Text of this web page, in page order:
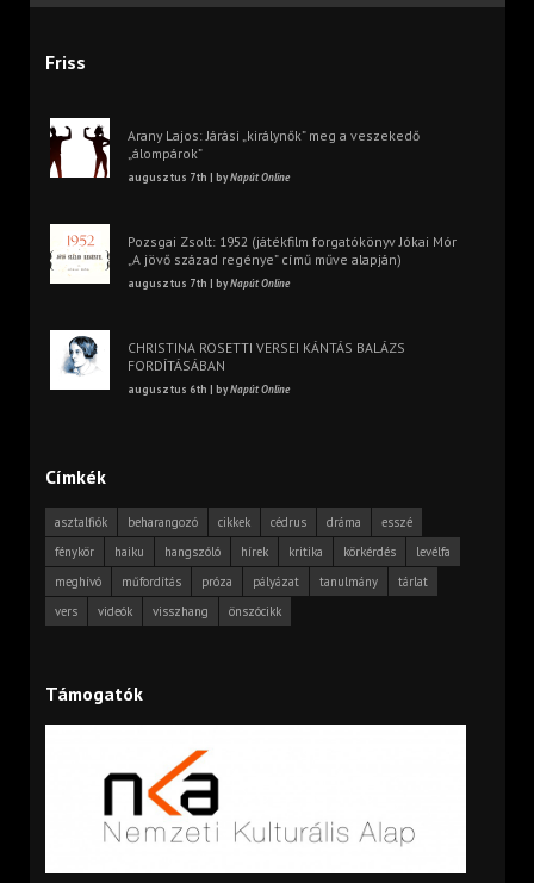
Friss
Arany Lajos: Járási „királynők” meg a veszekedő
„álompárok”
augusztus 7th | byNapút Online
Pozsgai Zsolt: 1952 (játékfilm forgatókönyv Jókai Mór
„A jövő század regénye” című műve alapján)
augusztus 7th | byNapút Online
CHRISTINA ROSETTI VERSEI KÁNTÁS BALÁZS
FORDÍTÁSÁBAN
augusztus 6th | byNapút Online
Címkék
asztalfiók beharangozó cikkek cédrus dráma
esszé
fénykör
haiku hangszóló hírek kritika körkérdés
levélfa
meghívó
műfordítás próza pályázat tanulmány
tárlat
vers
videók visszhang önszócikk
Támogatók